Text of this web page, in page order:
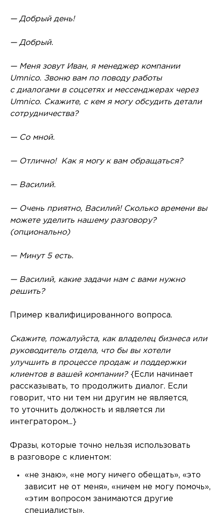
— Добрый день!
— Добрый.
— Меня зовут Иван, я менеджер компании
Umnico. Звоню вам по поводу работы
с диалогами в соцсетях и мессенджерах через
Umnico. Скажите, с кем я могу обсудить детали
сотрудничества?
— Со мной.
— Отлично! Как я могу к вам обращаться?
— Василий.
— Очень приятно, Василий! Сколько времени вы
можете уделить нашему разговору?
(опционально)
— Минут 5 есть.
— Василий, какие задачи нам с вами нужно
решить?
Пример квалифицированного вопроса.
Скажите, пожалуйста, как владелец бизнеса или
руководитель отдела, что бы вы хотели
улучшить в процессе продаж и поддержки
клиентов в вашей компании? {Если начинает
рассказывать, то продолжить диалог. Если
говорит, что ни тем ни другим не является,
то уточнить должность и является ли
интегратором...}
Фразы, которые точно нельзя использовать
в разговоре с клиентом:
«не знаю», «не могу ничего обещать», «это
зависит не от меня», «ничем не могу помочь»,
«этим вопросом занимаются другие
специалисты».